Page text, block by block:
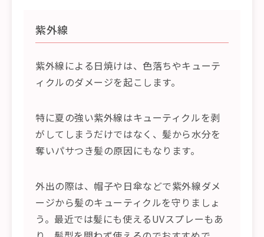
紫外線
紫外線による日焼けは、色落ちやキューテ
ィクルのダメージを起こします。
特に夏の強い紫外線はキューティクルを剥
がしてしまうだけではなく、髪から水分を
奪いパサつき髪の原因にもなります。
外出の際は、帽子や日傘などで紫外線ダメ
ージから髪のキューティクルを守りましょ
う。最近では髪にも使えるUVスプレーもあ